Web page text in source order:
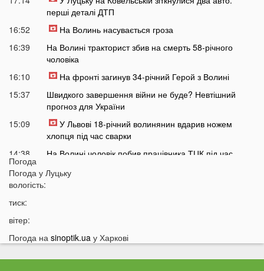
перші деталі ДТП
16:52
На Волинь насувається гроза
16:39
На Волині тракторист збив на смерть 58-річного
чоловіка
16:10
На фронті загинув 34-річний Герой з Волині
15:37
Швидкого завершення війни не буде? Невтішний
прогноз для України
15:09
У Львові 18-річний волинянин вдарив ножем
хлопця під час сварки
14:38
На Волині чоловік побив працівника ТЦК під час
14:16
13:51
Українцям доведеться більше платити за комуналку:
Погода
Погода у Луцьку
вологість:
тиск:
вітер:
Погода на sinoptik.ua у Харкові